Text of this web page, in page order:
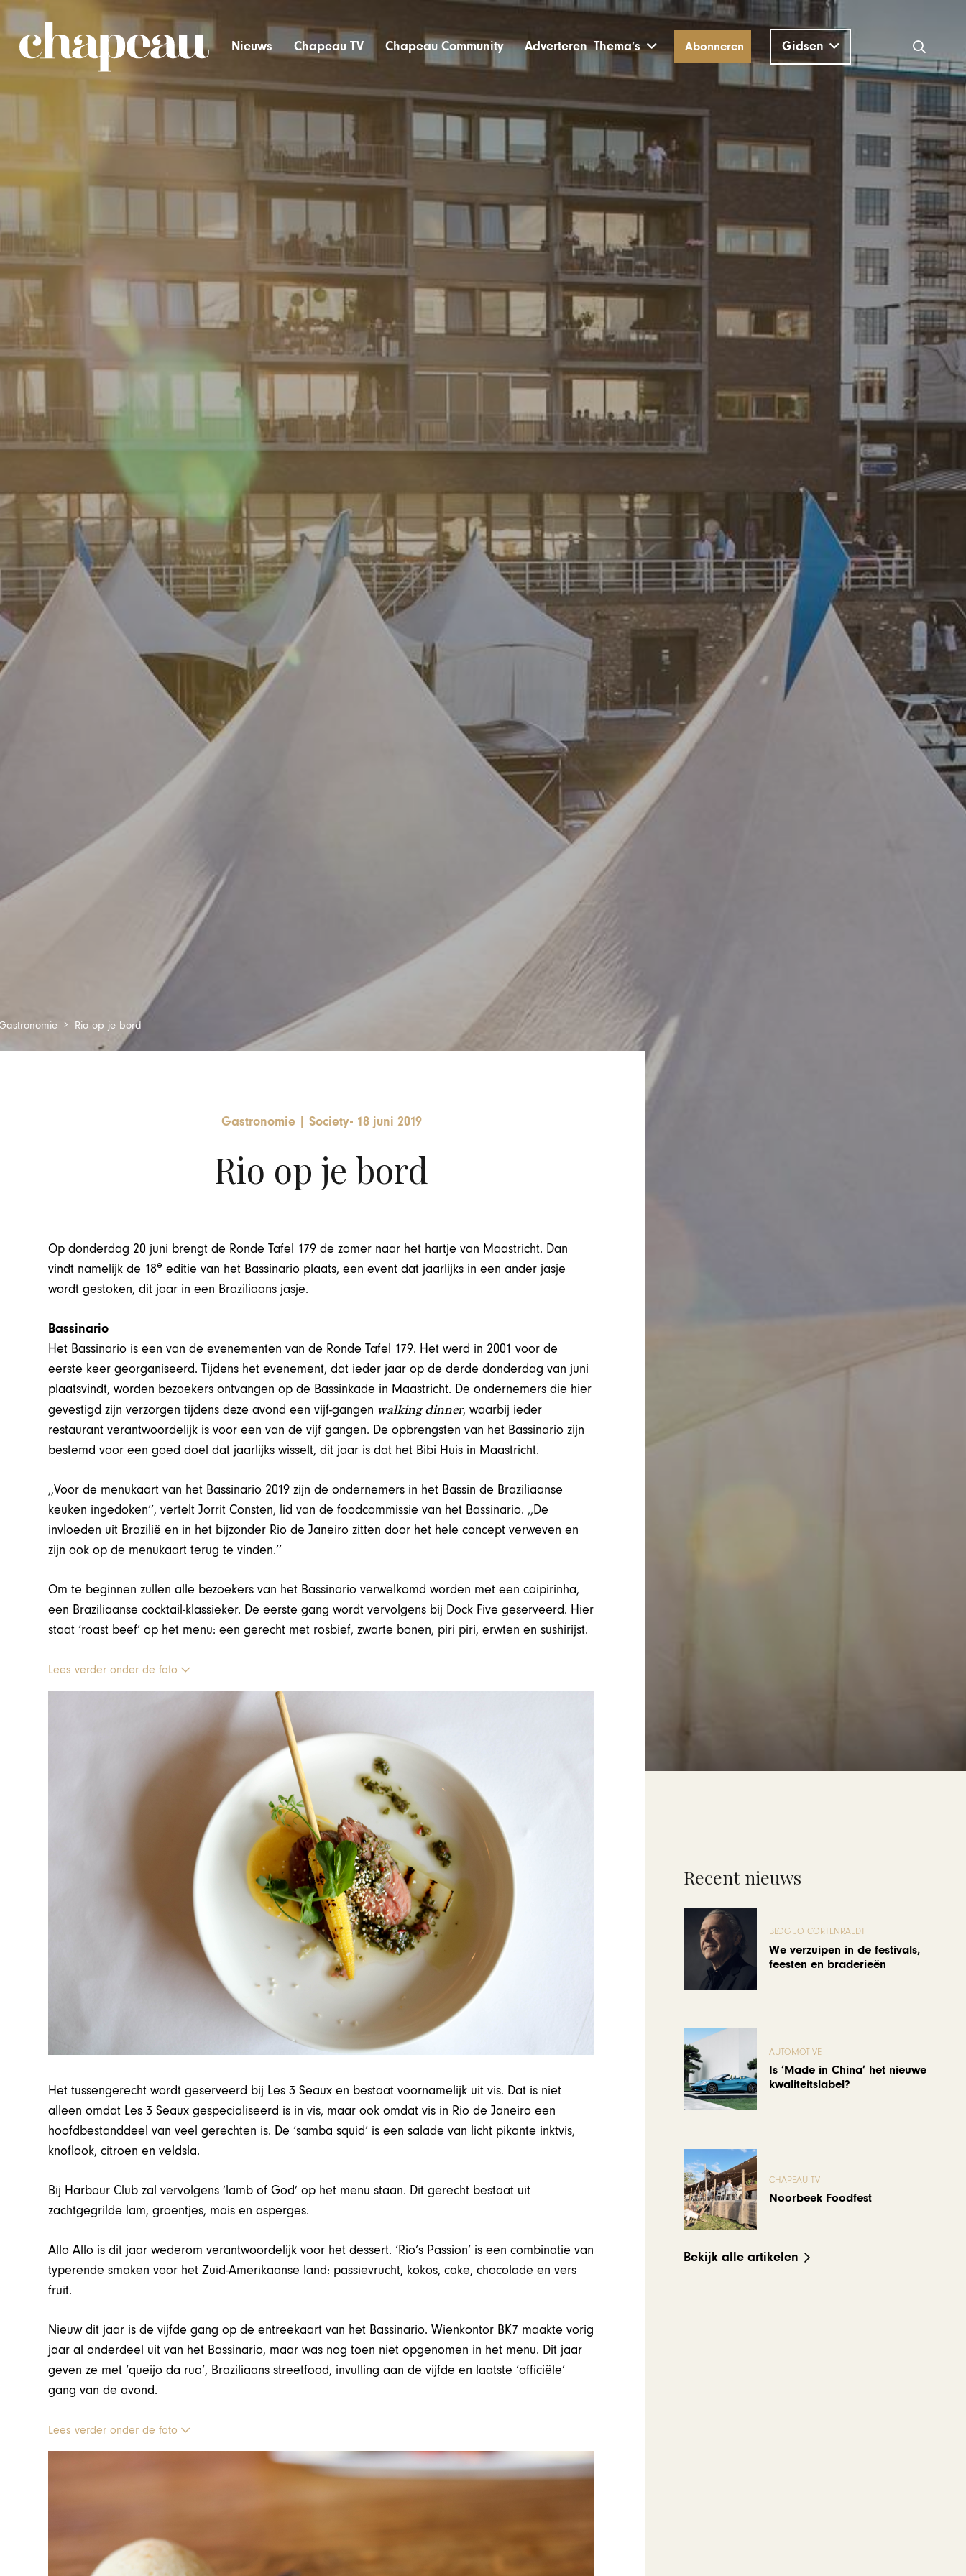
Nieuws Chapeau TV Chapeau Community Adverteren Thema’s Abonneren Gidsen
Rio op je bord
Gastronomie | Society- 18 juni 2019
Rio op je bord
Op donderdag 20 juni brengt de Ronde Tafel 179 de zomer naar het hartje van Maastricht. Dan
vindt namelijk de 18e editie van het Bassinario plaats, een event dat jaarlijks in een ander jasje
wordt gestoken, dit jaar in een Braziliaans jasje.
Bassinario
Het Bassinario is een van de evenementen van de Ronde Tafel 179. Het werd in 2001 voor de
eerste keer georganiseerd. Tijdens het evenement, dat ieder jaar op de derde donderdag van juni
plaatsvindt, worden bezoekers ontvangen op de Bassinkade in Maastricht. De ondernemers die hier
gevestigd zijn verzorgen tijdens deze avond een vijf-gangen walking dinner, waarbij ieder
restaurant verantwoordelijk is voor een van de vijf gangen. De opbrengsten van het Bassinario zijn
bestemd voor een goed doel dat jaarlijks wisselt, dit jaar is dat het Bibi Huis in Maastricht.
,,Voor de menukaart van het Bassinario 2019 zijn de ondernemers in het Bassin de Braziliaanse
keuken ingedoken’’, vertelt Jorrit Consten, lid van de foodcommissie van het Bassinario. ,,De
invloeden uit Brazilië en in het bijzonder Rio de Janeiro zitten door het hele concept verweven en
zijn ook op de menukaart terug te vinden.’’
Om te beginnen zullen alle bezoekers van het Bassinario verwelkomd worden met een caipirinha,
een Braziliaanse cocktail-klassieker. De eerste gang wordt vervolgens bij Dock Five geserveerd. Hier
staat ‘roast beef’ op het menu: een gerecht met rosbief, zwarte bonen, piri piri, erwten en sushirijst.
Lees verder onder de foto
Het tussengerecht wordt geserveerd bij Les 3 Seaux en bestaat voornamelijk uit vis. Dat is niet
alleen omdat Les 3 Seaux gespecialiseerd is in vis, maar ook omdat vis in Rio de Janeiro een
hoofdbestanddeel van veel gerechten is. De ‘samba squid’ is een salade van licht pikante inktvis,
knoflook, citroen en veldsla.
Bij Harbour Club zal vervolgens ‘lamb of God’ op het menu staan. Dit gerecht bestaat uit
zachtgegrilde lam, groentjes, mais en asperges.
Allo Allo is dit jaar wederom verantwoordelijk voor het dessert. ‘Rio’s Passion’ is een combinatie van
typerende smaken voor het Zuid-Amerikaanse land: passievrucht, kokos, cake, chocolade en vers
fruit.
Nieuw dit jaar is de vijfde gang op de entreekaart van het Bassinario. Wienkontor BK7 maakte vorig
jaar al onderdeel uit van het Bassinario, maar was nog toen niet opgenomen in het menu. Dit jaar
geven ze met ‘queijo da rua’, Braziliaans streetfood, invulling aan de vijfde en laatste ‘officiële’
gang van de avond.
Lees verder onder de foto
Recent nieuws
BLOG JO CORTENRAEDT
We verzuipen in de festivals,
feesten en braderieën
AUTOMOTIVE
Is ‘Made in China’ het nieuwe
kwaliteitslabel?
CHAPEAU TV
Noorbeek Foodfest
Bekijk alle artikelen